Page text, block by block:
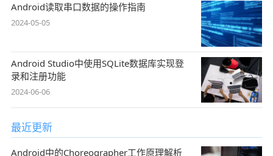
Android读取串口数据的操作指南
2024-05-05
Android Studio中使用SQLite数据库实现登
录和注册功能
2024-06-06
最近更新
Android中的Choreographer工作原理解析